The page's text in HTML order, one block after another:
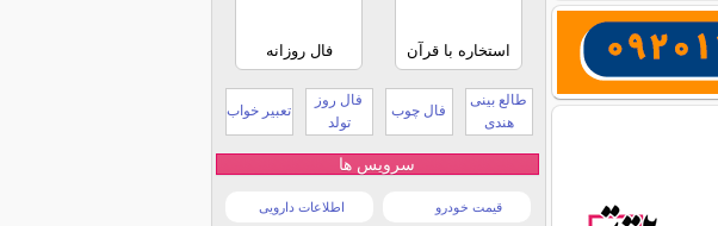
استخاره با قرآن فال روزانه
طالع بینی
هندی
فال چوب
فال روز
تولد
تعبیر خواب
سرویس ها
قیمت خودرو اطلاعات دارویی